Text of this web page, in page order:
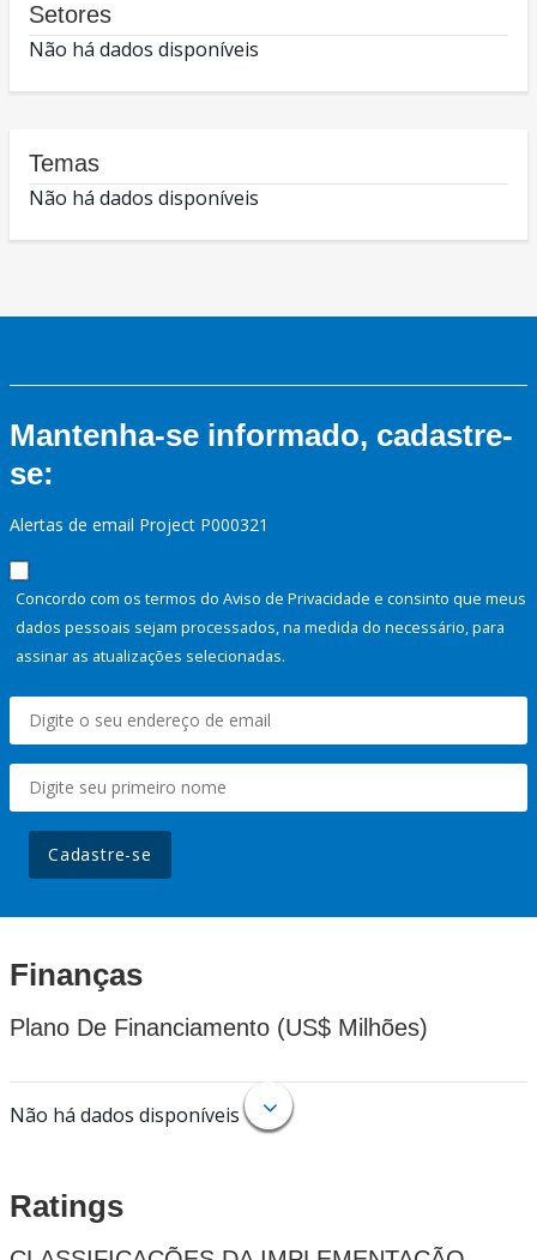
Setores
Não há dados disponíveis
Temas
Não há dados disponíveis
Mantenha-se informado, cadastre-
se:
Alertas de email Project P000321
Concordo com os termos do Aviso de Privacidade e consinto que meus
dados pessoais sejam processados, na medida do necessário, para
assinar as atualizações selecionadas.
Cadastre-se
Finanças
Plano De Financiamento (US$ Milhões)
Não há dados disponíveis
Ratings